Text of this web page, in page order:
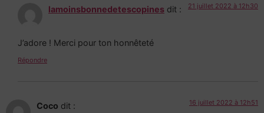
lamoinsbonnedetescopines dit : 21 juillet 2022 à 12h30
J’adore ! Merci pour ton honnêteté
Répondre
Coco dit : 16 juillet 2022 à 12h51